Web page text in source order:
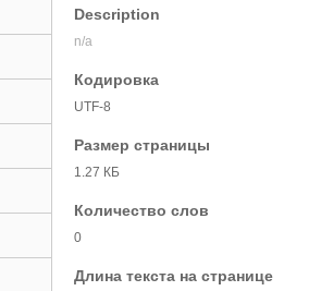
Description
n/a
Кодировка
UTF-8
Размер страницы
1.27 КБ
Количество слов
0
Длина текста на странице